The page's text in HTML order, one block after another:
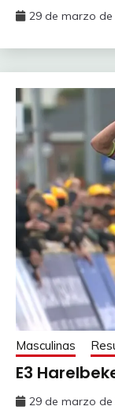
29 de marzo de
Masculinas
E3
29 de marzo de